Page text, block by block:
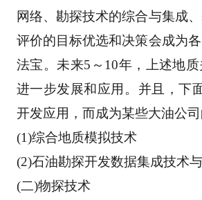
网络、勘探技术的综合与集成
评价的目标优选和决策会成为
法宝。未来5～10年，上述地质
进一步发展和应用。并且，下
开发应用，而成为某些大油公
(1)综合地质模拟技术
(2)石油勘探开发数据集成技术
(二)物探技术